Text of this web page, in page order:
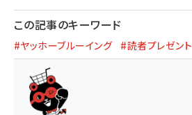
この記事のキーワード
#ヤッホーブルーイング #読者プレゼント